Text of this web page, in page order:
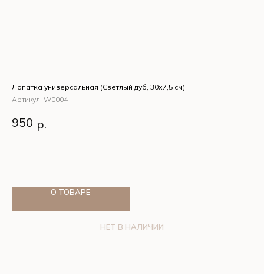
Лопатка универсальная (Светлый дуб, 30х7,5 см)
Артикул: W0004
Лопатка универсальная (Светлый дуб, 30х7,5 см)
950 р.
О ТОВАРЕ
НЕТ В НАЛИЧИИ